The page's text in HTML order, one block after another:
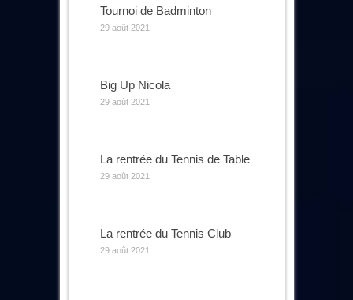
Tournoi de Badminton
29 août 2021
Big Up Nicola
29 août 2021
La rentrée du Tennis de Table
29 août 2021
La rentrée du Tennis Club
29 août 2021